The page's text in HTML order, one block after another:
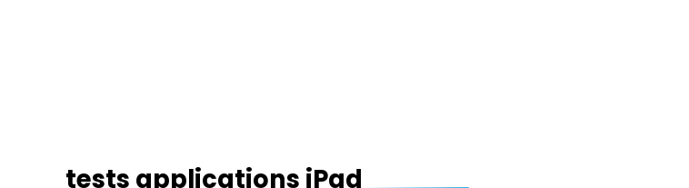
TESTS APPLICATIONS IPAD
tests applications iPad